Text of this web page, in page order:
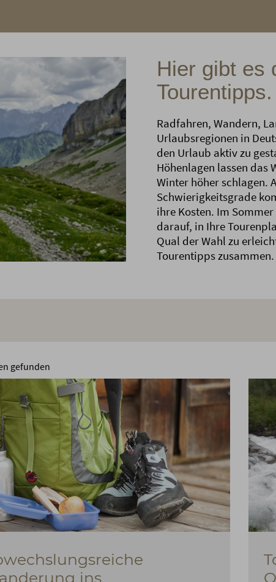
Hier gibt es
Tourentipps.
Radfahren, Wandern,
Urlaubsregionen in
den Urlaub aktiv zu
Höhenlagen lassen das
Winter höher schlagen.
Schwierigkeitsgrade
ihre Kosten. Im
darauf, in Ihre
Qual der Wahl zu
Tourentipps zusammen.
gefunden
ins